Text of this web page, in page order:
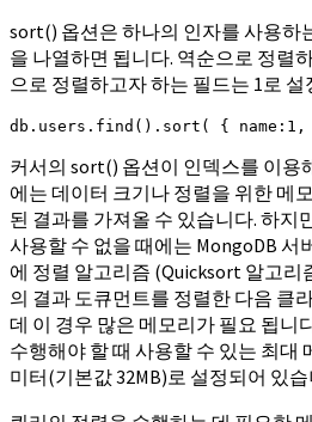
sort() 옵션은 하나의 인자를 사용하
을 나열하면 됩니다. 역순으로 정렬
으로 정렬하고자 하는 필드는 1로 설
db.users.find().sort( {
커서의 sort() 옵션이 인덱스를 이용
에는 데이터 크기나 정렬을 위한 메
된 결과를 가져올 수 있습니다. 하지
사용할 수 없을 때에는 MongoDB 서
에 정렬 알고리즘 (Quicksort 알고리
의 결과 도큐먼트를 정렬한 다음 클
데 이 경우 많은 메모리가 필요 됩니
수행해야 할 때 사용할 수 있는 최대
미터(기본값 32MB)로 설정되어 있습